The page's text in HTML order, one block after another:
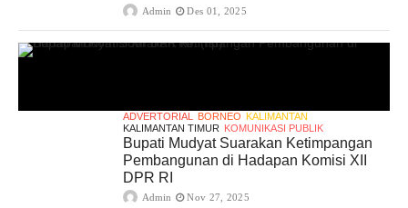
Admin Des 01, 2025
ADVERTORIAL BORNEO KALIMANTAN
KALIMANTAN TIMUR KOMUNIKASI PUBLIK
Bupati Mudyat Suarakan Ketimpangan
Pembangunan di Hadapan Komisi XII
DPR RI
Admin Nov 27, 2025